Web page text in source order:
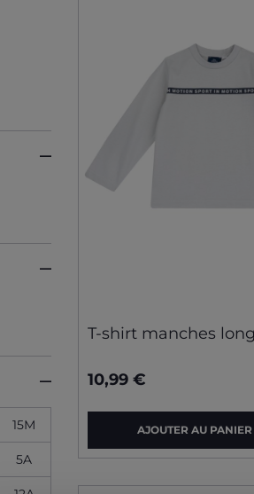
15M
5A
T-shirt manches
10,99 €
AJOUTER AU PANIER